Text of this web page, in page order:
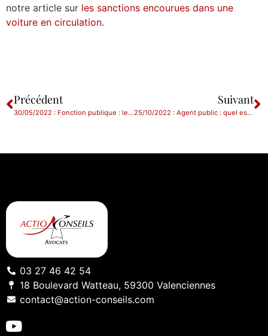
notre article sur les sanctions encourues dans une
voiture en circulation.
Précédent
30/05/2022 : Fonction publique : le cabinet fait le point sur trois textes qui viennent d’être publiés.
Suivant
25/10/2022 : Agent public : quel est le délai pour demander l’indemnisation des congés non pris durant un congé maladie ?
03 27 46 42 54
18 Boulevard Watteau, 59300 Valenciennes
contact@action-conseils.com